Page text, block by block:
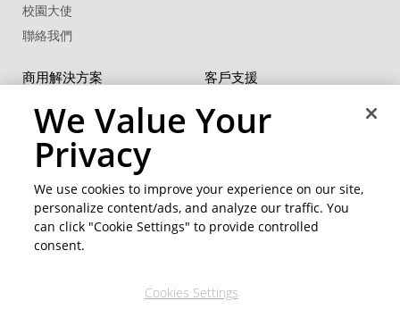
校園大使
聯絡我們
商用解決方案
FaceMe ®SDK
客戶支援
軟體更新
社群資源 變更地區
We Value Your
Privacy
We use cookies to improve your experience on our site,
personalize content/ads, and analyze our traffic. You
can click "Cookie Settings" to provide controlled
consent.
Cookies Settings